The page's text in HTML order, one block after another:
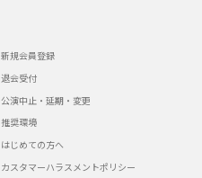
新規会員登録
退会受付
公演中止・延期・変更
推奨環境
はじめての方へ
カスタマーハラスメントポリシー